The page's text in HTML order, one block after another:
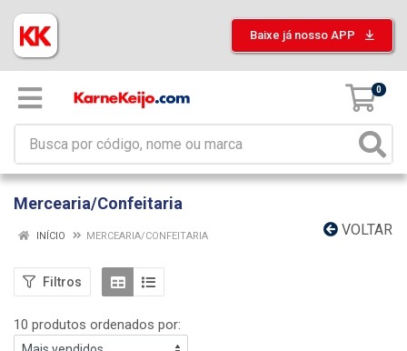
Baixe já nosso APP
0
Mercearia/Confeitaria
VOLTAR
INÍCIO MERCEARIA/CONFEITARIA
Filtros
10 produtos ordenados por: